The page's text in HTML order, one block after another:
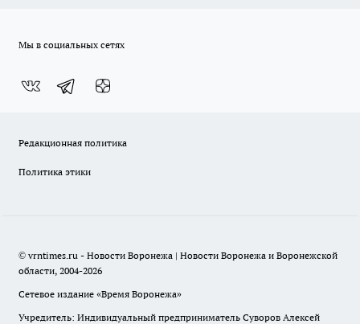
Мы в социальных сетях
Редакционная политика
Политика этики
© vrntimes.ru - Новости Воронежа | Новости Воронежа и Воронежской
области, 2004-2026
Сетевое издание «Время Воронежа»
Учредитель: Индивидуальный предприниматель Суворов Алексей